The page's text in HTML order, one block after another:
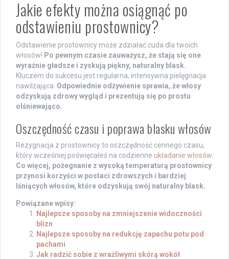
Jakie efekty można osiągnąć po
odstawieniu prostownicy?
Odstawienie prostownicy może zdziałać cuda dla twoich
włosów! Po pewnym czasie zauważysz, że stają się one
wyraźnie gładsze i zyskują piękny, naturalny blask.
Kluczem do sukcesu jest regularna, intensywna pielęgnacja
nawilżająca. Odpowiednie odżywienie sprawia, że włosy
odzyskują zdrowy wygląd i prezentują się po prostu
olśniewająco.
Oszczędność czasu i poprawa blasku włosów
Rezygnacja z prostownicy to oszczędność cennego czasu,
który wcześniej poświęcałeś na codzienne układanie włosów
Co więcej, pożegnanie z wysoką temperaturą prostownicy
przynosi korzyści w postaci zdrowszych i bardziej
lśniących włosów, które odzyskują swój naturalny blask.
Powiązane wpisy:
Najlepsze sposoby na zmniejszenie widoczności
blizn
Najlepsze sposoby na redukcję zapachu potu pod
pachami
Jak radzić sobie z wrażliwymi skórą wokół